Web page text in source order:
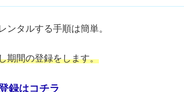
ンタルする手順は簡単。
期間の登録をします。
録はコチラ